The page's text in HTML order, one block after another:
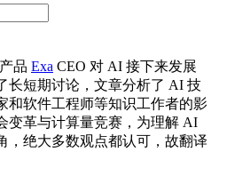
品 Exa CEO 对 AI 接下来发展
长短期讨论，文章分析了 AI 技
和软件工程师等知识工作者的影
变革与计算量竞赛，为理解 AI
，绝大多数观点都认可，故翻译